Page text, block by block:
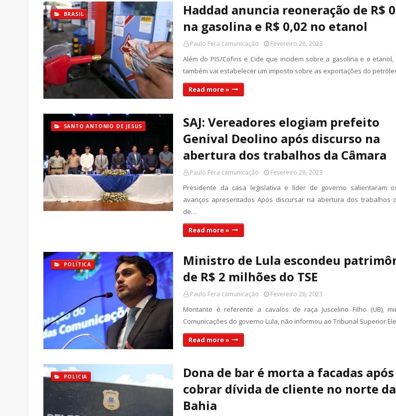
BRASIL
Haddad anuncia reoneração de R$
na gasolina e R$ 0,02 no etanol
Paulo Fera camunicação Fevereiro 28, 2023
Além do PIS/Cofins e Cide que incidem sobre a gasolina e o etanol,
também vai estabelecer um imposto sobre as exportações do
Read more »
SANTO ANTONIO DE JESUS
SAJ: Vereadores elogiam prefeito
Genival Deolino após discurso na
abertura dos trabalhos da Câmara
Paulo Fera camunicação Fevereiro 28, 2023
Presidente da casa legislativa e líder de governo salientaram
avanços apresentados Após discursar na abertura dos trabalhos
de…
Read more »
POLÍTICA
Ministro de Lula escondeu
de R$ 2 milhões do TSE
Paulo Fera camunicação Fevereiro 28, 2023
Montante é referente a cavalos de raça Juscelino Filho (UB),
Comunicações do governo Lula, não informou ao Tribunal Superior
Read more »
POLICIA
Dona de bar é morta a facadas após
cobrar dívida de cliente no norte da
Bahia